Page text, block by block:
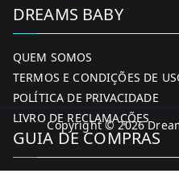
DREAMS BABY
QUEM SOMOS
TERMOS E CONDIÇÕES DE
POLÍTICA DE PRIVACIDADE
LIVRO DE RECLAMAÇÕES
GUIA DE COMPRAS
Copyright © 2026